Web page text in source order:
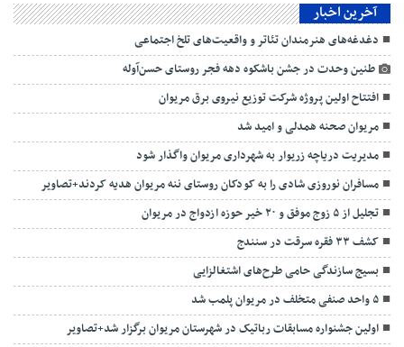
آخرین اخبار
دغدغه‌های هنرمندان تئاتر و واقعیت‌های تلخ اجتماعی
طنین وحدت در جشن باشکوه دهه فجر روستای حسن‌آوله
افتتاح اولین پروژه شرکت توزیع نیروی برق مریوان
مریوان صحنه همدلی و امید شد
مدیریت دریاچه زریوار به شهرداری مریوان واگذار شود
مسافران نوروزی شادی را به کودکان روستای ننه مریوان هدیه کردند+تصاویر
تجلیل از ۵ زوج موفق و ۲۰ خیر حوزه ازدواج در مریوان
کشف ۳۳ فقره سرقت در سنندج
بسیج سازندگی حامی طرح‌های اشتغالزایی
۵ واحد صنفی متخلف در مریوان پلمب شد
اولین جشنواره مسابقات رباتیک در شهرستان مریوان برگزار شد+تصاویر